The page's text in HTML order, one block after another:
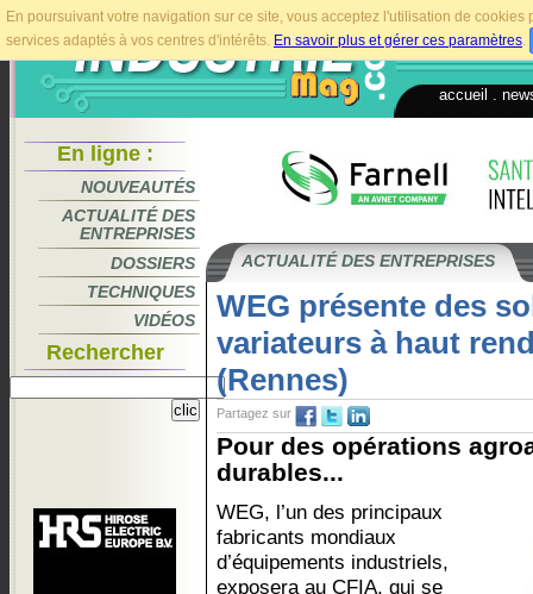
En poursuivant votre navigation sur ce site, vous acceptez l'utilisation de
services adaptés à vos centres d'intérêts. En savoir plus et gérer ces paramètres.
accueil
En ligne :
NOUVEAUTÉS
ACTUALITÉ DES
ENTREPRISES
DOSSIERS
TECHNIQUES
VIDÉOS
Rechercher
ACTUALITÉ DES ENTREPRISES
WEG présente des
variateurs à haut
(Rennes)
Partagez sur
Pour des opérations
durables...
WEG, l’un des principaux
fabricants mondiaux
d’équipements industriels,
exposera au CFIA, qui se